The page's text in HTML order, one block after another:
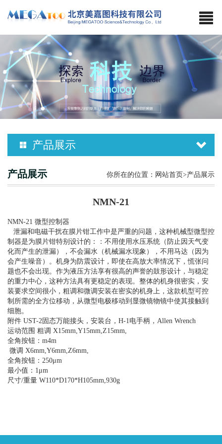
产品展示
产品展示 你所在的位置： 网站首页>产品展示
NMN-21
NMN-21 微型控制器
泄漏和电磁干扰在膜片钳工作中是严重的问题，这种机械型微型控
制器是为膜片钳特别设计的：：不用使用水压系统（防止因天气变
化而产生的泄漏），不会漏水（机械漏水现象），不用马达（因为
会产生噪音）。机身为防震设计，即使在高放大率情况下，慌张问
题也不会出现。作为液压方法享有很高的声誉的鼓形设计，与稳定
的重力中心，这种方法具有更稳定的表现。整体的机身很密实，安
装要求空间很小，粗调和微调安装在密实的机身上，这款机型可控
制所需的全方位移动，从微型电极移动到显微镜物镜中使其接触到
细胞。
附件 UST-2固态万能接头，安装台，H-1电手柄，Allen Wrench
运动范围 粗调 X15mm,Y15mm,Z15mm,
全角按钮：m4m
微调 X6mm,Y6mm,Z6mm,
全角按钮：250μm
最小值：1μm
尺寸/重量 W110*D170*H105mm,930g